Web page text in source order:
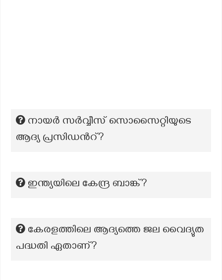
നായര്‍ സര്‍വ്വീസ് സൊസൈറ്റിയുടെ
ആദ്യ പ്രസിഡന്‍റ്?
ഇന്ത്യയിലെ കേന്ദ്ര ബാങ്ക്?
കേരളത്തിലെ ആദ്യത്തെ ജല വൈദ്യുത
പദ്ധതി ഏതാണ്?